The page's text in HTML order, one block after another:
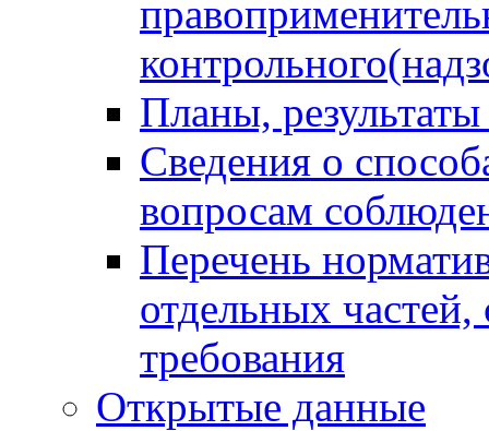
Планы,
Сведения о
вопросам
Перечень
отдельных
требования
Открытые данные